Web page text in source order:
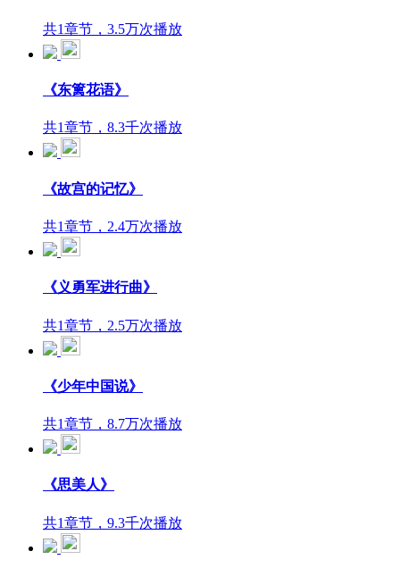
共1章节，3.5万次播放
《东篱花语》
共1章节，8.3千次播放
《故宫的记忆》
共1章节，2.4万次播放
《义勇军进行曲》
共1章节，2.5万次播放
《少年中国说》
共1章节，8.7万次播放
《思美人》
共1章节，9.3千次播放